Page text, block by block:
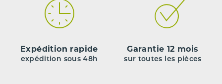
Expédition rapide
expédition sous 48h
Garantie 12 mois
sur toutes les pièces